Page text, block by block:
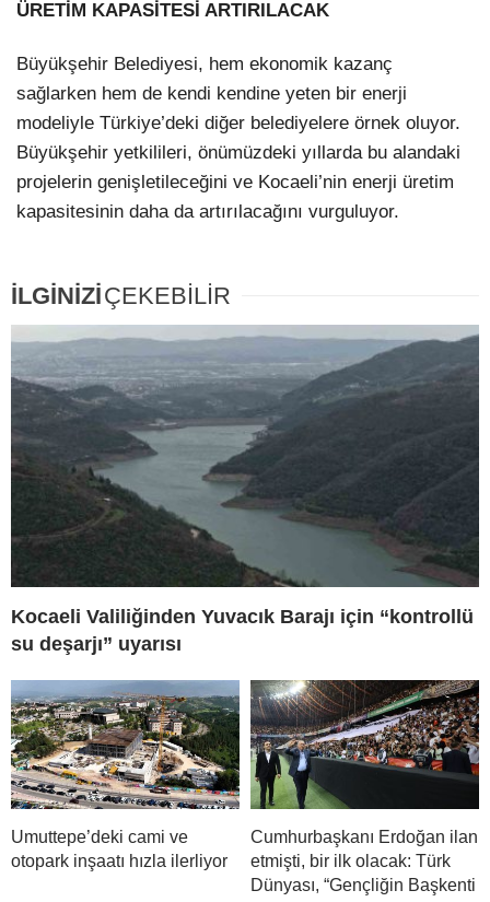
ÜRETİM KAPASİTESİ ARTIRILACAK
Büyükşehir Belediyesi, hem ekonomik kazanç
sağlarken hem de kendi kendine yeten bir enerji
modeliyle Türkiye’deki diğer belediyelere örnek oluyor.
Büyükşehir yetkilileri, önümüzdeki yıllarda bu alandaki
projelerin genişletileceğini ve Kocaeli’nin enerji üretim
kapasitesinin daha da artırılacağını vurguluyor.
İLGİNİZİÇEKEBİLİR
Kocaeli Valiliğinden Yuvacık Barajı için “kontrollü
su deşarjı” uyarısı
Umuttepe’deki cami ve
otopark inşaatı hızla ilerliyor
Cumhurbaşkanı Erdoğan ilan
etmişti, bir ilk olacak: Türk
Dünyası, “Gençliğin Başkenti